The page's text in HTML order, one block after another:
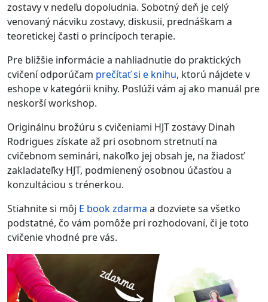
zostavy v nedeľu dopoludnia. Sobotný deň je celý
venovaný nácviku zostavy, diskusii, prednáškam a
teoretickej časti o princípoch terapie.
Pre bližšie informácie a nahliadnutie do praktických
cvičení odporúčam prečítať si e knihu, ktorú nájdete v
eshope v kategórii knihy. Poslúži vám aj ako manuál pre
neskorší workshop.
Originálnu brožúru s cvičeniami HJT zostavy Dinah
Rodrigues získate až pri osobnom stretnutí na
cvičebnom seminári, nakoľko jej obsah je, na žiadosť
zakladateľky HJT, podmienený osobnou účasťou a
konzultáciou s trénerkou.
Stiahnite si môj E book zdarma a dozviete sa všetko
podstatné, čo vám pomôže pri rozhodovaní, či je toto
cvičenie vhodné pre vás.